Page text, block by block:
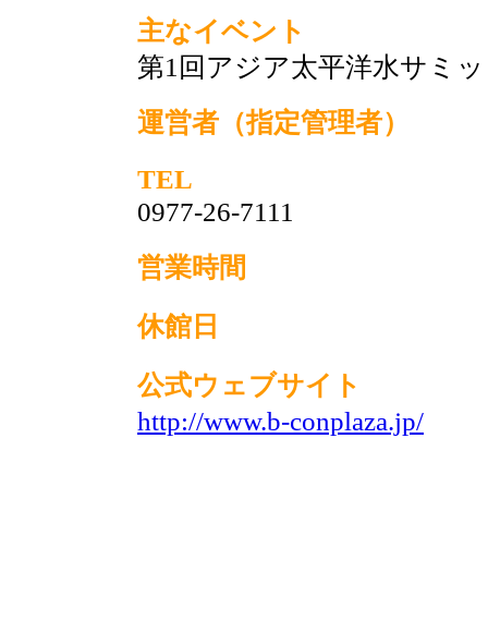
主なイベント
第1回アジア太平洋水サミ
運営者（指定管理者）
TEL
0977-26-7111
営業時間
休館日
公式ウェブサイト
http://www.b-conplaza.jp/